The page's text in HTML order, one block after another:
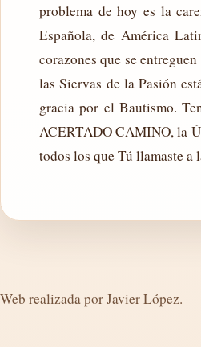
problema de hoy es la
Española, de América
corazones que se
las Siervas de la Pasión
gracia por el Bautismo.
ACERTADO CAMINO, la
todos los que Tú llamaste a
Web realizada por Javier López.